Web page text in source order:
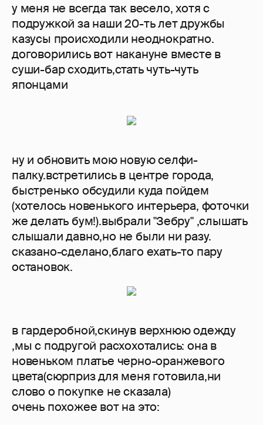
у меня не всегда так весело, хотя с
подружкой за наши 20-ть лет дружбы
казусы происходили неоднократно.
договорились вот накануне вместе в
суши-бар сходить,стать чуть-чуть
японцами
ну и обновить мою новую селфи-
палку.встретились в центре города,
быстренько обсудили куда пойдем
(хотелось новенького интерьера, фоточки
же делать бум!).выбрали "Зебру" ,слышать
слышали давно,но не были ни разу.
сказано-сделано,благо ехать-то пару
остановок.
в гардеробной,скинув верхнюю одежду
,мы с подругой расхохотались: она в
новеньком платье черно-оранжевого
цвета(сюрприз для меня готовила,ни
слово о покупке не сказала)
очень похожее вот на это: